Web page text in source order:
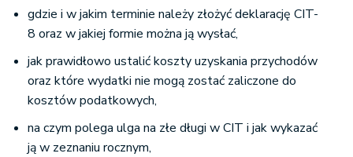
gdzie i w jakim terminie należy złożyć deklarację CIT-
8 oraz w jakiej formie można ją wysłać,
jak prawidłowo ustalić koszty uzyskania przychodów
oraz które wydatki nie mogą zostać zaliczone do
kosztów podatkowych,
na czym polega ulga na złe długi w CIT i jak wykazać
ją w zeznaniu rocznym,